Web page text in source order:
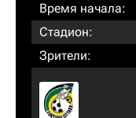
Время начала:
Стадион:
Зрители: